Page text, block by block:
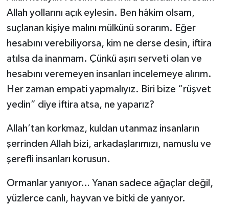
Allah yollarını açık eylesin. Ben hâkim olsam,
suçlanan kişiye malını mülkünü sorarım. Eğer
hesabını verebiliyorsa, kim ne derse desin, iftira
atılsa da inanmam. Çünkü aşırı serveti olan ve
hesabını veremeyen insanları incelemeye alırım.
Her zaman empati yapmalıyız. Biri bize “rüşvet
yedin” diye iftira atsa, ne yaparız?
Allah’tan korkmaz, kuldan utanmaz insanların
şerrinden Allah bizi, arkadaşlarımızı, namuslu ve
şerefli insanları korusun.
Ormanlar yanıyor… Yanan sadece ağaçlar değil,
yüzlerce canlı, hayvan ve bitki de yanıyor.